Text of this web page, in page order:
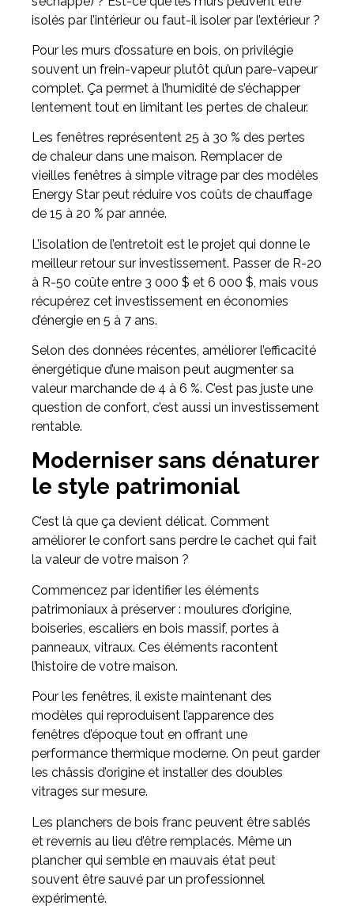
isolés par l’intérieur ou faut-il isoler par l’extérieur ?
Pour les murs d’ossature en bois, on privilégie
souvent un frein-vapeur plutôt qu’un pare-vapeur
complet. Ça permet à l’humidité de s’échapper
lentement tout en limitant les pertes de chaleur.
Les fenêtres représentent 25 à 30 % des pertes
de chaleur dans une maison. Remplacer de
vieilles fenêtres à simple vitrage par des modèles
Energy Star peut réduire vos coûts de chauffage
de 15 à 20 % par année.
L’isolation de l’entretoit est le projet qui donne le
meilleur retour sur investissement. Passer de R-20
à R-50 coûte entre 3 000 $ et 6 000 $, mais vous
récupérez cet investissement en économies
d’énergie en 5 à 7 ans.
Selon des données récentes, améliorer l’efficacité
énergétique d’une maison peut augmenter sa
valeur marchande de 4 à 6 %. C’est pas juste une
question de confort, c’est aussi un investissement
rentable.
Moderniser sans dénaturer
le style patrimonial
C’est là que ça devient délicat. Comment
améliorer le confort sans perdre le cachet qui fait
la valeur de votre maison ?
Commencez par identifier les éléments
patrimoniaux à préserver : moulures d’origine,
boiseries, escaliers en bois massif, portes à
panneaux, vitraux. Ces éléments racontent
l’histoire de votre maison.
Pour les fenêtres, il existe maintenant des
modèles qui reproduisent l’apparence des
fenêtres d’époque tout en offrant une
performance thermique moderne. On peut garder
les châssis d’origine et installer des doubles
vitrages sur mesure.
Les planchers de bois franc peuvent être sablés
et revernis au lieu d’être remplacés. Même un
plancher qui semble en mauvais état peut
souvent être sauvé par un professionnel
expérimenté.